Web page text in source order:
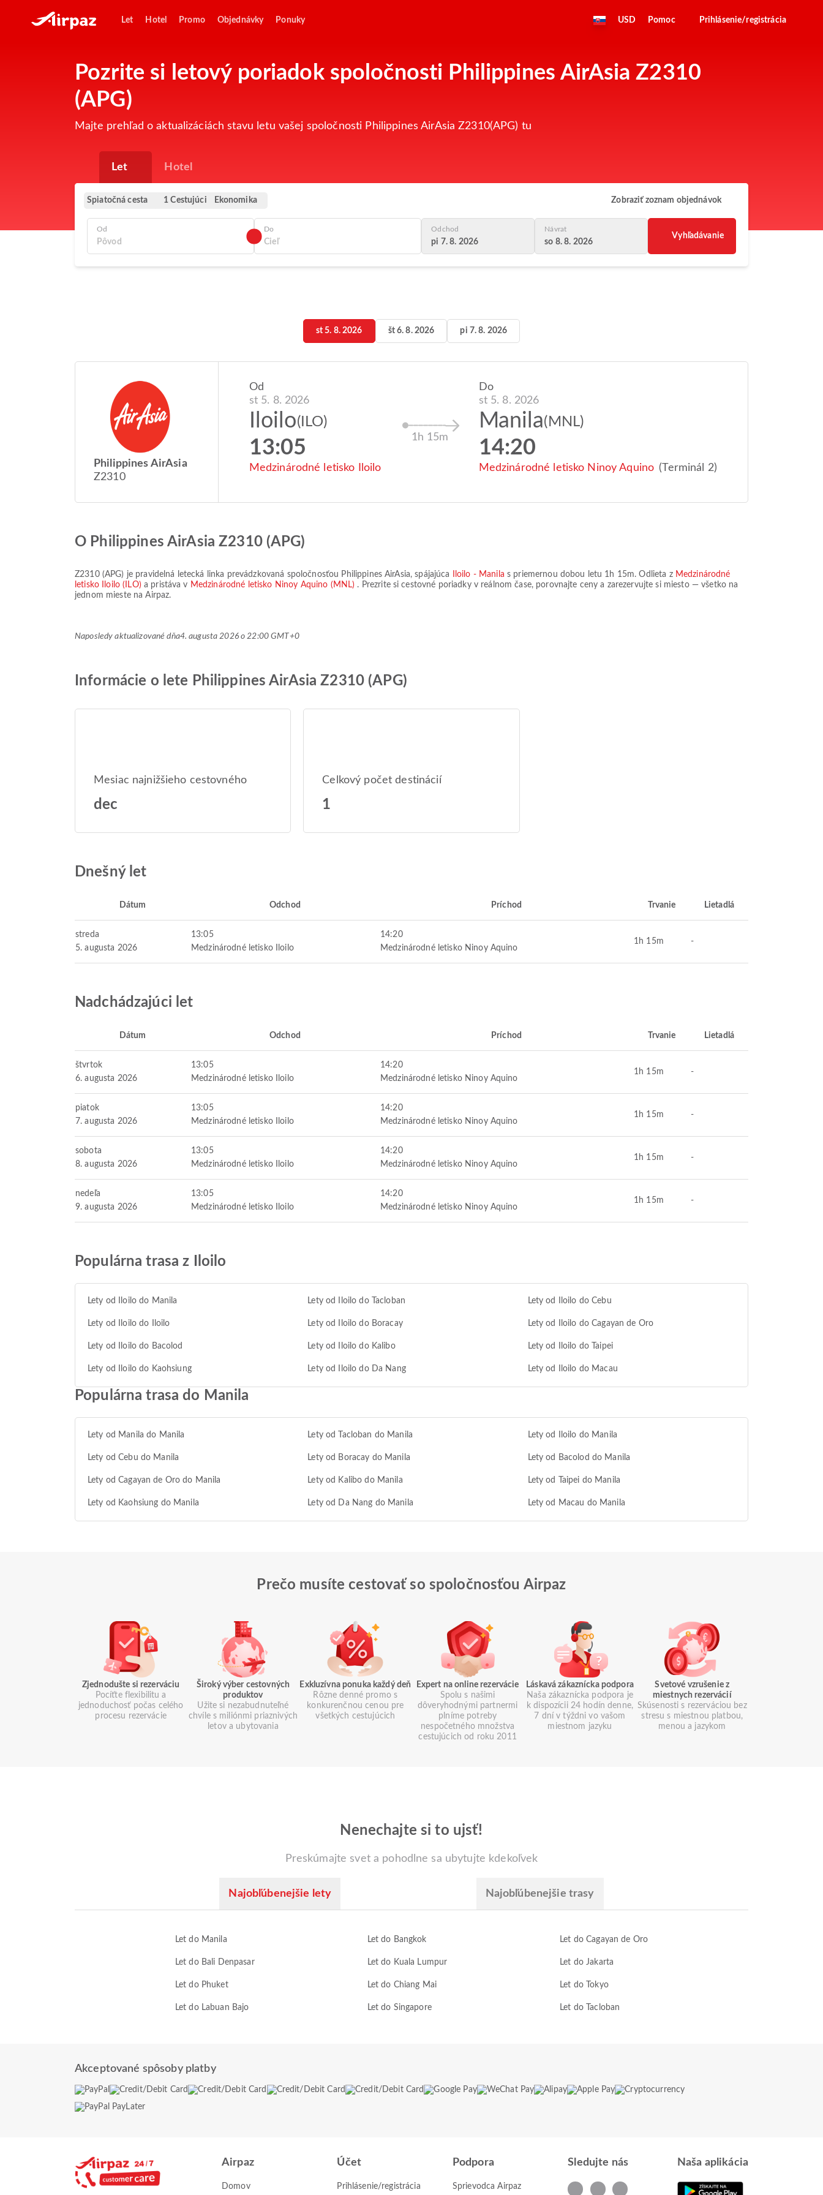
Let Hotel Promo Objednávky Ponuky USD Pomoc Prihlásenie/registrácia
Pozrite si letový poriadok spoločnosti Philippines AirAsia Z2310
(APG)
Majte prehľad o aktualizáciách stavu letu vašej spoločnosti Philippines AirAsia Z2310(APG) tu
Let Hotel
Spiatočná cesta 1 Cestujúci Ekonomika Zobraziť zoznam objednávok
Od Do Odchod
pi 7. 8. 2026
Návrat
so 8. 8. 2026
Vyhľadávanie
st 5. 8. 2026 št 6. 8. 2026 pi 7. 8. 2026
Philippines AirAsia
Z2310
Od
st 5. 8. 2026
Iloilo(ILO)
13:05
Medzinárodné letisko Iloilo
1h 15m
Do
st 5. 8. 2026
Manila(MNL)
14:20
Medzinárodné letisko Ninoy Aquino (Terminál 2)
O Philippines AirAsia Z2310 (APG)
Z2310(APG) je pravidelná letecká linka prevádzkovaná spoločnosťou Philippines AirAsia, spájajúca Iloilo - Manila s priemernou dobou letu 1h 15m. Odlieta z Medzinárodné
letisko Iloilo (ILO) a pristáva v Medzinárodné letisko Ninoy Aquino (MNL) . Prezrite si cestovné poriadky v reálnom čase, porovnajte ceny a zarezervujte si miesto — všetko na
jednom mieste na Airpaz.
Naposledy aktualizované dňa4. augusta 2026 o 22:00 GMT+0
Informácie o lete Philippines AirAsia Z2310 (APG)
Mesiac najnižšieho cestovného
dec
Celkový počet destinácií
1
Dnešný let
Dátum Odchod Príchod Trvanie Lietadlá
streda
5. augusta 2026
13:05
Medzinárodné letisko Iloilo
14:20
Medzinárodné letisko Ninoy Aquino
1h 15m -
Nadchádzajúci let
Dátum Odchod Príchod Trvanie Lietadlá
štvrtok
6. augusta 2026
13:05
Medzinárodné letisko Iloilo
14:20
Medzinárodné letisko Ninoy Aquino
1h 15m -
piatok
7. augusta 2026
13:05
Medzinárodné letisko Iloilo
14:20
Medzinárodné letisko Ninoy Aquino
1h 15m -
sobota
8. augusta 2026
13:05
Medzinárodné letisko Iloilo
14:20
Medzinárodné letisko Ninoy Aquino
1h 15m -
nedeľa
9. augusta 2026
13:05
Medzinárodné letisko Iloilo
14:20
Medzinárodné letisko Ninoy Aquino
1h 15m -
Populárna trasa z Iloilo
Lety od Iloilo do Manila Lety od Iloilo do Tacloban Lety od Iloilo do Cebu
Lety od Iloilo do Iloilo Lety od Iloilo do Boracay Lety od Iloilo do Cagayan de Oro
Lety od Iloilo do Bacolod Lety od Iloilo do Kalibo Lety od Iloilo do Taipei
Lety od Iloilo do Kaohsiung Lety od Iloilo do Da Nang Lety od Iloilo do Macau
Populárna trasa do Manila
Lety od Manila do Manila Lety od Tacloban do Manila Lety od Iloilo do Manila
Lety od Cebu do Manila Lety od Boracay do Manila Lety od Bacolod do Manila
Lety od Cagayan de Oro do Manila Lety od Kalibo do Manila Lety od Taipei do Manila
Lety od Kaohsiung do Manila Lety od Da Nang do Manila Lety od Macau do Manila
Prečo musíte cestovať so spoločnosťou Airpaz
Zjednodušte si rezerváciu
Pocíťte flexibilitu a
jednoduchosť počas celého
procesu rezervácie
Široký výber cestovných
produktov
Užite si nezabudnuteľné
chvíle s miliónmi priaznivých
letov a ubytovania
Exkluzívna ponuka každý deň
Rôzne denné promo s
konkurenčnou cenou pre
všetkých cestujúcich
Expert na online rezervácie
Spolu s našimi
dôveryhodnými partnermi
plníme potreby
nespočetného množstva
cestujúcich od roku 2011
Láskavá zákaznícka podpora
Naša zákaznícka podpora je
k dispozícii 24 hodín denne,
7 dní v týždni vo vašom
miestnom jazyku
Svetové vzrušenie z
miestnych rezervácií
Skúsenosti s rezerváciou bez
stresu s miestnou platbou,
menou a jazykom
Nenechajte si to ujsť!
Preskúmajte svet a pohodlne sa ubytujte kdekoľvek
Najobľúbenejšie lety Najobľúbenejšie trasy
Let do Manila Let do Bangkok Let do Cagayan de Oro
Let do Bali Denpasar Let do Kuala Lumpur Let do Jakarta
Let do Phuket Let do Chiang Mai Let do Tokyo
Let do Labuan Bajo Let do Singapore Let do Tacloban
Akceptované spôsoby platby
Airpaz
Domov
Účet
Prihlásenie/registrácia
Podpora
Sprievodca Airpaz
Sledujte nás Naša aplikácia